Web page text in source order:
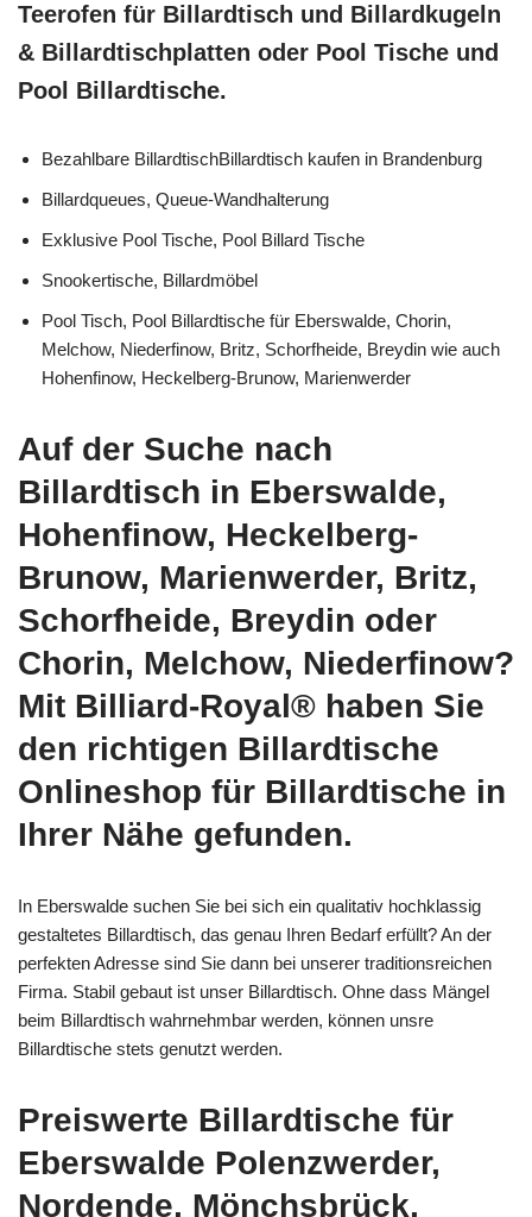
Teerofen für Billardtisch und Billardkugeln
& Billardtischplatten oder Pool Tische und
Pool Billardtische.
Bezahlbare BillardtischBillardtisch kaufen in Brandenburg
Billardqueues, Queue-Wandhalterung
Exklusive Pool Tische, Pool Billard Tische
Snookertische, Billardmöbel
Pool Tisch, Pool Billardtische für Eberswalde, Chorin,
Melchow, Niederfinow, Britz, Schorfheide, Breydin wie auch
Hohenfinow, Heckelberg-Brunow, Marienwerder
Auf der Suche nach
Billardtisch in Eberswalde,
Hohenfinow, Heckelberg-
Brunow, Marienwerder, Britz,
Schorfheide, Breydin oder
Chorin, Melchow, Niederfinow?
Mit Billiard-Royal® haben Sie
den richtigen Billardtische
Onlineshop für Billardtische in
Ihrer Nähe gefunden.
In Eberswalde suchen Sie bei sich ein qualitativ hochklassig
gestaltetes Billardtisch, das genau Ihren Bedarf erfüllt? An der
perfekten Adresse sind Sie dann bei unserer traditionsreichen
Firma. Stabil gebaut ist unser Billardtisch. Ohne dass Mängel
beim Billardtisch wahrnehmbar werden, können unsre
Billardtische stets genutzt werden.
Preiswerte Billardtische für
Eberswalde Polenzwerder,
Nordende, Mönchsbrück,